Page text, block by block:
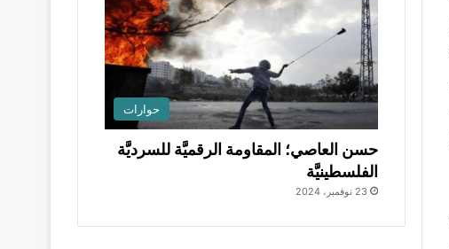
حوارات
حسن العاصي؛ المقاومة الرقميَّة للسرديَّة
الفلسطينيَّة
23 نوفمبر، 2024